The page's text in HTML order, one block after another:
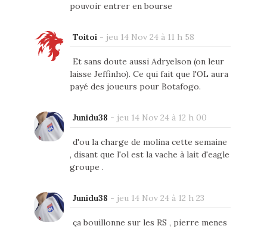
pouvoir entrer en bourse
Toitoi- jeu 14 Nov 24 à 11 h 58
Et sans doute aussi Adryelson (on leur
laisse Jeffinho). Ce qui fait que l'OL aura
payé des joueurs pour Botafogo.
Junidu38 - jeu 14 Nov 24 à 12 h 00
d'ou la charge de molina cette semaine
, disant que l'ol est la vache à lait d'eagle
groupe .
Junidu38 - jeu 14 Nov 24 à 12 h 23
ça bouillonne sur les RS , pierre menes